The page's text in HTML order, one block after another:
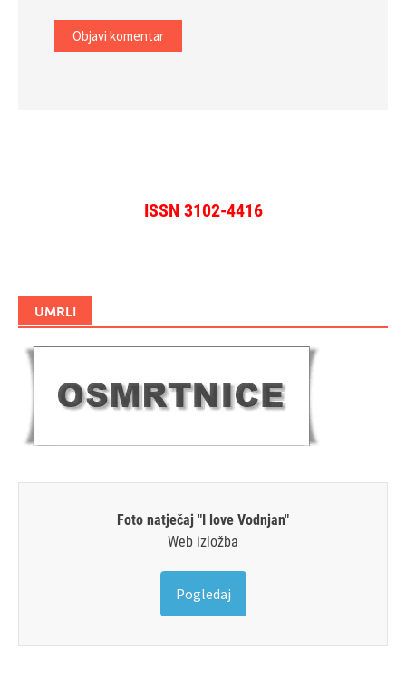
ISSN 3102-4416
UMRLI
Foto natječaj "I love Vodnjan"
Web izložba
Pogledaj